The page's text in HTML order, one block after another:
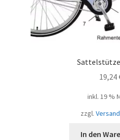
19,24
inkl. 19 %
zzgl.
In den